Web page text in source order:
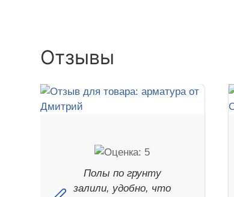
Отзывы
Полы по грунту
залили, удобно, что